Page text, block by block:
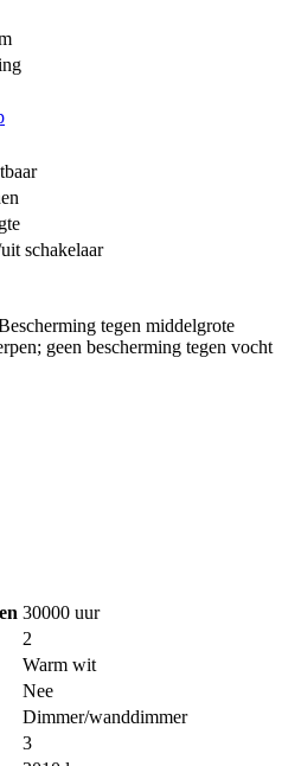
schakelaar
tegen middelgrote
geen bescherming tegen vocht
30000 uur
2
Warm wit
Nee
Dimmer/wanddimmer
3